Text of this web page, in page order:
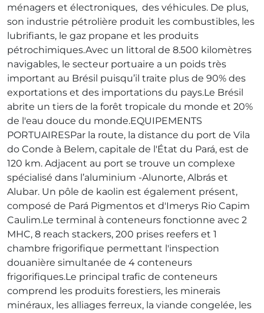
ménagers et électroniques, des véhicules. De plus,
son industrie pétrolière produit les combustibles, les
lubrifiants, le gaz propane et les produits
pétrochimiques.Avec un littoral de 8.500 kilomètres
navigables, le secteur portuaire a un poids très
important au Brésil puisqu’il traite plus de 90% des
exportations et des importations du pays.Le Brésil
abrite un tiers de la forêt tropicale du monde et 20%
de l'eau douce du monde.EQUIPEMENTS
PORTUAIRESPar la route, la distance du port de Vila
do Conde à Belem, capitale de l'État du Pará, est de
120 km. Adjacent au port se trouve un complexe
spécialisé dans l’aluminium -Alunorte, Albrás et
Alubar. Un pôle de kaolin est également présent,
composé de Pará Pigmentos et d'Imerys Rio Capim
Caulim.Le terminal à conteneurs fonctionne avec 2
MHC, 8 reach stackers, 200 prises reefers et 1
chambre frigorifique permettant l'inspection
douanière simultanée de 4 conteneurs
frigorifiques.Le principal trafic de conteneurs
comprend les produits forestiers, les minerais
minéraux, les alliages ferreux, la viande congelée, les